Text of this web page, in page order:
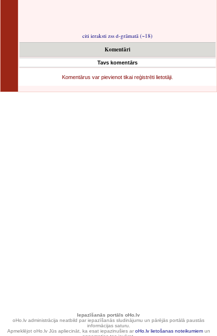
citi ieraksti zss d-grāmatā (~18)
Komentāri
Tavs komentārs
Komentārus var pievienot tikai reģistrēti lietotāji.
Iepazīšanās portāls oHo.lv
oHo.lv administrācija neatbild par iepazīšanās sludinājumu un pārējās portālā paustās
informācijas saturu.
Apmeklējot oHo.lv Jūs apliecināt, ka esat iepazinušies ar oHo.lv lietošanas noteikumiemun